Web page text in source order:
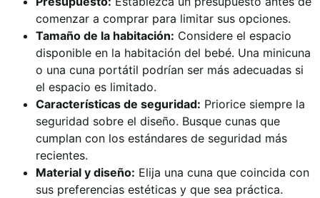
comenzar a comprar para limitar sus opciones.
Tamaño de la habitación: Considere el espacio
disponible en la habitación del bebé. Una minicuna
o una cuna portátil podrían ser más adecuadas si
el espacio es limitado.
Características de seguridad: Priorice siempre la
seguridad sobre el diseño. Busque cunas que
cumplan con los estándares de seguridad más
recientes.
Material y diseño: Elija una cuna que coincida con
sus preferencias estéticas y que sea práctica.